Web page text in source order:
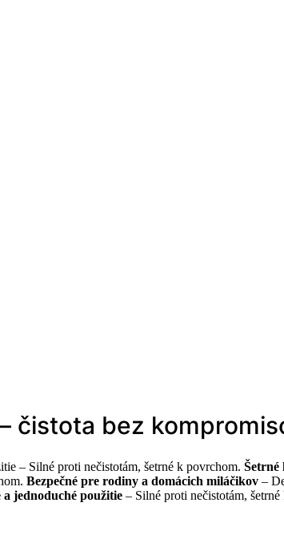
čistota bez
Šetrné
Bezpečné pre rodiny a domácich miláčikov–
jednoduché použitie – Silné proti nečistotám,